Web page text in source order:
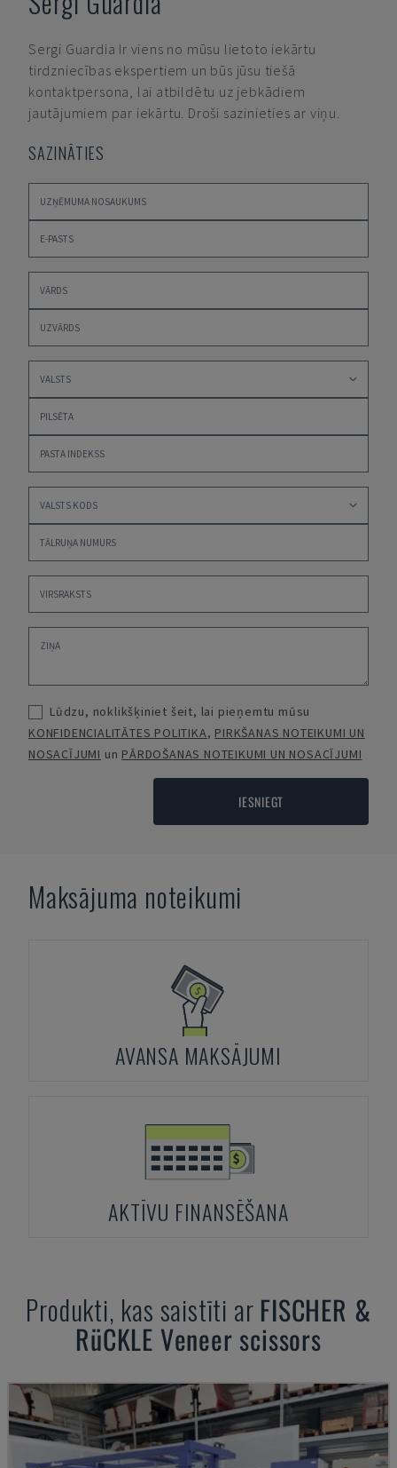
Sergi Guardia Ir viens no mūsu lietoto iekārtu
tirdzniecības ekspertiem un būs jūsu tiešā
kontaktpersona, lai atbildētu uz jebkādiem
jautājumiem par iekārtu. Droši sazinieties ar viņu.
SAZINĀTIES
Lūdzu, noklikšķiniet šeit, lai pieņemtu mūsu
KONFIDENCIALITĀTES POLITIKA, PIRKŠANAS NOTEIKUMI UN
NOSACĪJUMI un PĀRDOŠANAS NOTEIKUMI UN NOSACĪJUMI
IESNIEGT
Maksājuma noteikumi
AVANSA MAKSĀJUMI
AKTĪVU FINANSĒŠANA
Produkti, kas saistīti ar FISCHER &
RüCKLE Veneer scissors